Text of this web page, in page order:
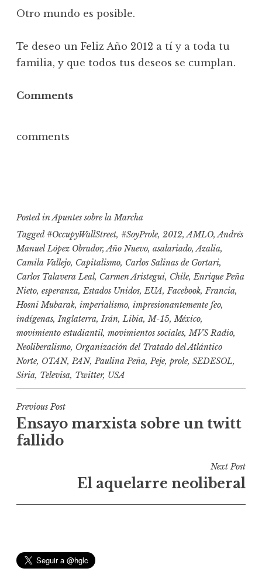
Otro mundo es posible.
Te deseo un Feliz Año 2012 a tí y a toda tu
familia, y que todos tus deseos se cumplan.
Comments
comments
Posted inApuntes sobre la Marcha
Tagged #OccupyWallStreet, #SoyProle, 2012,AMLO,Andrés
Manuel López Obrador,Año Nuevo, asalariado,Azalia,
Camila Vallejo, Capitalismo, Carlos Salinas de Gortari,
Carlos Talavera Leal, Carmen Aristegui, Chile,Enrique Peña
Nieto, esperanza,Estados Unidos,EUA,Facebook,Francia,
Hosni Mubarak, imperialismo, impresionantemente feo,
indígenas,Inglaterra,Irán,Libia,M-15,México,
movimiento estudiantil, movimientos sociales,MVS Radio,
Neoliberalismo, Organización del Tratado del Atlántico
Norte, OTAN, PAN, Paulina Peña, Peje, prole, SEDESOL,
Siria, Televisa, Twitter, USA
N
a
v
n
Previous Post
Ensayo marxista sobre un twitt
fallido
Next Post
El aquelarre neoliberal